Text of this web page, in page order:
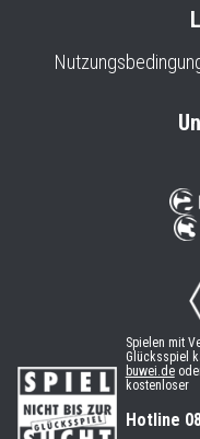
Spielen mit
Glücksspiel
buwei.de
kostenloser
Hotline